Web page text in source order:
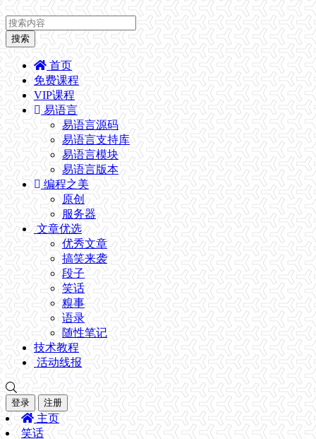
搜索
首页
免费课程
VIP课程
易语言
易语言源码
易语言支持库
易语言模块
易语言版本
编程之美
原创
服务器
文章优选
优秀文章
搞笑来袭
段子
笑话
糗事
语录
随性笔记
技术教程
活动线报
登录 注册
主页
笑话